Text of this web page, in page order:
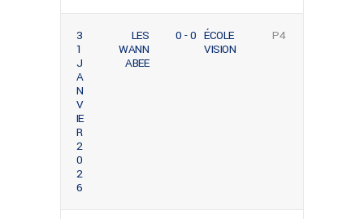
3
1
J
A
N
V
IE
R
2
0
2
6
LES
WANN
ABEE
0 - 0 ÉCOLE
VISION
P4